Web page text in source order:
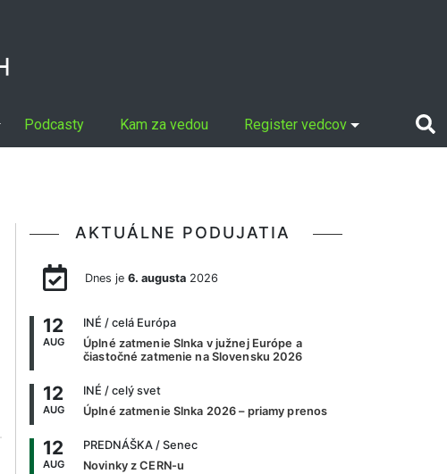
Podcasty Kam za vedou Register vedcov
AKTUÁLNE PODUJATIA
Dnes je 6. augusta2026
12
AUG
INÉ / celá Európa
Úplné zatmenie Slnka v južnej Európe a
čiastočné zatmenie na Slovensku 2026
12
AUG
INÉ / celý svet
Úplné zatmenie Slnka 2026 – priamy prenos
12
AUG
PREDNÁŠKA / Senec
Novinky z CERN-u